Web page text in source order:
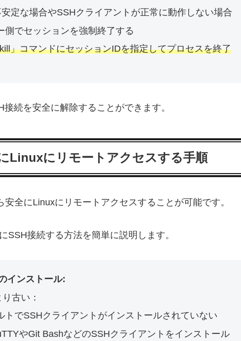
定な場合やSSHクライアントが正常に動作しない場合
側でセッションを強制終了する
」コマンドにセッションIDを指定してプロセスを終了
続を安全に解除することができます。
Linuxにリモートアクセスする手順
全にLinuxにリモートアクセスすることが可能です。
SSH接続する方法を簡単に説明します。
インストール:
古い：
トでSSHクライアントがインストールされていない
やGit BashなどのSSHクライアントをインストール